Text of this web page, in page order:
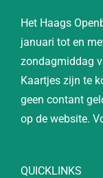
Het Haags
januari tot en
zondagmiddag
Kaartjes zijn te
geen contant
op de website.
QUICKLINKS